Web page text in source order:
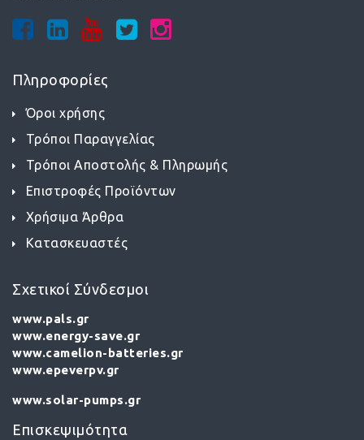
Πληροφορίες
Όροι χρήσης
Τρόποι Παραγγελίας
Τρόποι Αποστολής & Πληρωμής
Επιστροφές Προϊόντων
Χρήσιμα Άρθρα
Κατασκευαστές
Σχετικοί Σύνδεσμοι
www.pals.gr
www.energy-save.gr
www.camelion-batteries.gr
www.epeverpv.gr
www.solar-pumps.gr
Επισκεψιμότητα